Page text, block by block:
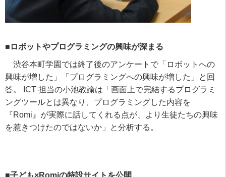
■ロボットやプログラミングの興味が深まる
渋谷本町学園では終了後のアンケートで「ロボットへの
興味が増した」「プログラミングへの興味が増した」と回
答。
ICT 担当の小池教諭は「画面上で完結するプログラミ
ングツールとは異なり、プログラミングした内容を
『Romi 』が実際に話してくれる点が、より生徒たちの興味
を惹きつけたのではないか」と分析する。
■子ども×Romiの特設サイトを公開